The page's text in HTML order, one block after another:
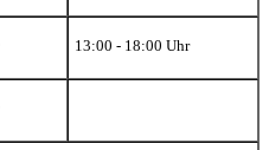
13:00 - 18:00 Uhr